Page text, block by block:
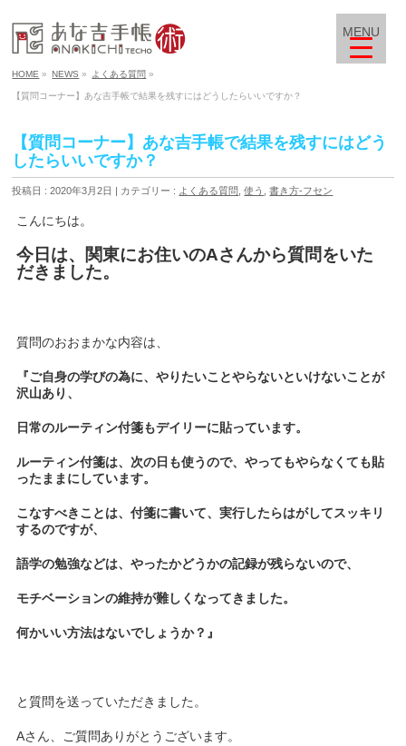
HOME » NEWS » よくある質問 »
【質問コーナー】あな吉手帳で結果を残すにはどうしたらいいですか？
【質問コーナー】あな吉手帳で結果を残すにはどう
したらいいですか？
投稿日 : 2020年3月2日 カテゴリー : よくある質問 ,使う ,書き方-フセン
こんにちは。
今日は、関東にお住いのAさんから質問をいた
だきました。
質問のおおまかな内容は、
『ご自身の学びの為に、やりたいことやらないといけないことが
沢山あり、
日常のルーティン付箋もデイリーに貼っています。
ルーティン付箋は、次の日も使うので、やってもやらなくても貼
ったままにしています。
こなすべきことは、付箋に書いて、実行したらはがしてスッキリ
するのですが、
語学の勉強などは、やったかどうかの記録が残らないので、
モチベーションの維持が難しくなってきました。
何かいい方法はないでしょうか？』
と質問を送っていただきました。
Aさん、ご質問ありがとうございます。
MENU